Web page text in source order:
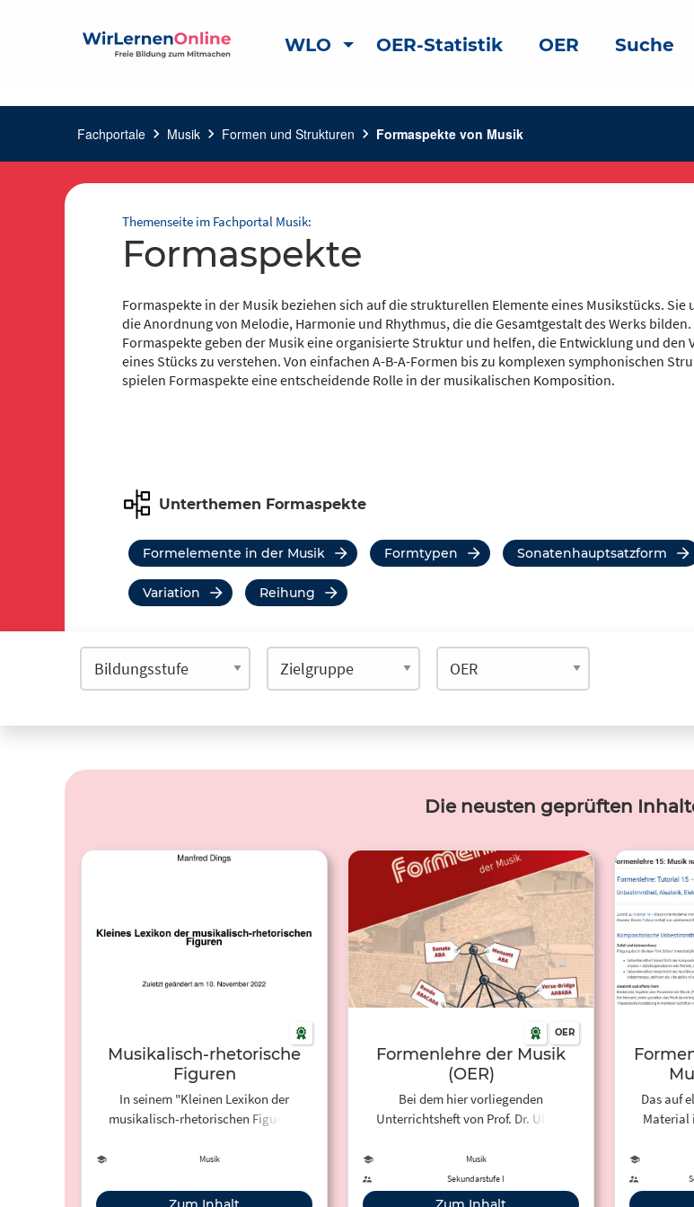
WLO OER-Statistik OER Suche
Fachportale chevron_right Musik chevron_right Formen und Strukturen chevron_right Formaspekte von Musik
Themenseite im Fachportal Musik:
Formaspekte
Formaspekte in der Musik beziehen sich auf die strukturellen Elemente eines Musikstücks. Sie
die Anordnung von Melodie, Harmonie und Rhythmus, die die Gesamtgestalt des Werks bilden.
Formaspekte geben der Musik eine organisierte Struktur und helfen, die Entwicklung und den
eines Stücks zu verstehen. Von einfachen A-B-A-Formen bis zu komplexen symphonischen
spielen Formaspekte eine entscheidende Rolle in der musikalischen Komposition.
Unterthemen Formaspekte
Formelemente in der Musik Formtypen Sonatenhauptsatzform
Variation Reihung
Die neusten geprüften
Musikalisch-rhetorische
Figuren
In seinem "Kleinen Lexikon der
musikalisch-rhetorischen Figuren"
Musiktheorie an der Hochschule für
der Renaissance und des Barock
Musik
OER
Formenlehre der Musik
(OER)
Bei dem hier vorliegenden
Unterrichtsheft von Prof. Dr. Ulrich
Educational Resource (OER) zum
Thema "Formenlehre". Das
Unterrichtsheft ist für die
Musik
Sekundarstufe I
Das auf
Material
15